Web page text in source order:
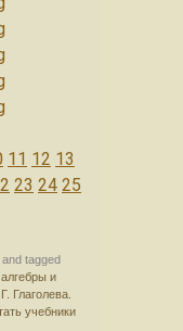
11 12 13
23 24 25
and tagged
и
Глаголева.
учебники